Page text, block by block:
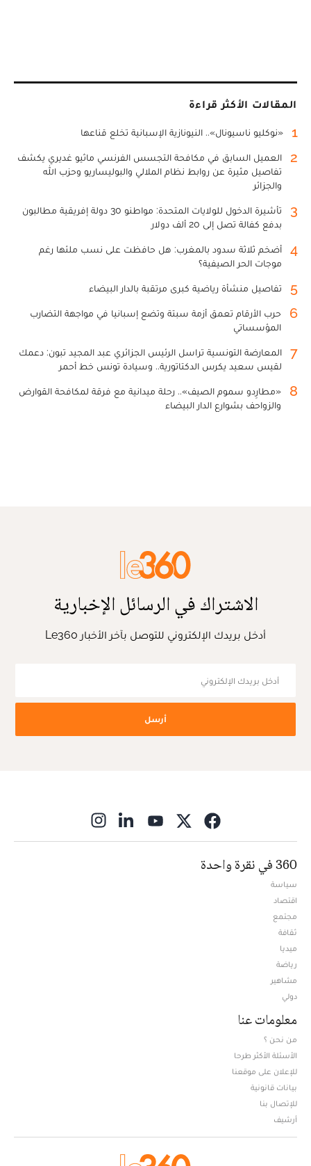
المقالات الأكثر قراءة
1 «نوكليو ناسيونال».. النيونازية الإسبانية تخلع قناعها
2
العميل السابق في مكافحة التجسس الفرنسي ماثيو غديري يكشف
تفاصيل مثيرة عن روابط نظام الملالي والبوليساريو وحزب الله
والجزائر
3
تأشيرة الدخول للولايات المتحدة: مواطنو 30 دولة إفريقية مطالبون
بدفع كفالة تصل إلى 20 ألف دولار
4
أضخم ثلاثة سدود بالمغرب: هل حافظت على نسب ملئها رغم
موجات الحر الصيفية؟
5 تفاصيل منشأة رياضية كبرى مرتقبة بالدار البيضاء
6
حرب الأرقام تعمق أزمة سبتة وتضع إسبانيا في مواجهة التضارب
المؤسساتي
7
المعارضة التونسية تراسل الرئيس الجزائري عبد المجيد تبون: دعمك
لقيس سعيد يكرس الدكتاتورية.. وسيادة تونس خط أحمر
8
«مطارِدو سموم الصيف».. رحلة ميدانية مع فرقة لمكافحة القوارض
والزواحف بشوارع الدار البيضاء
الاشتراك في الرسائل الإخبارية
أدخل بريدك الإلكتروني للتوصل بآخر الأخبار Le360
أرسل
360 في نقرة واحدة
سياسة
اقتصاد
مجتمع
ثقافة
ميديا
رياضة
مشاهير
دولي
معلومات عنا
من نحن ؟
الأسئلة الأكثر طرحا
للإعلان على موقعنا
بيانات قانونية
للإتصال بنا
أرشيف